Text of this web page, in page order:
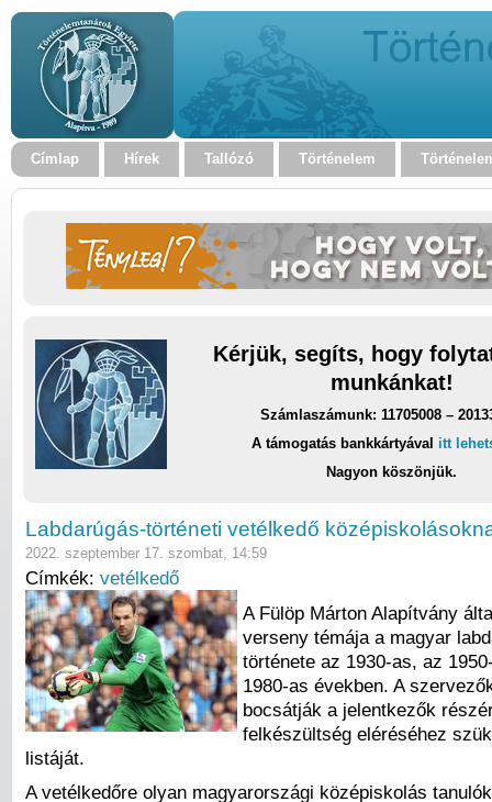
Címlap Hírek Tallózó Történelem
Kérjük, segíts, hogy
munkánkat!
Számlaszámunk: 11705008 –
A támogatás bankkártyával itt
Nagyon köszönjük.
Labdarúgás-történeti vetélkedő
2022. szeptember 17. szombat, 14:59
Címkék: vetélkedő
A Fülöp Márton Alapítvány
verseny témája a magyar
története az 1930-as, az
1980-as években. A
bocsátják a jelentkezők
felkészültség eléréséhez
listáját.
A vetélkedőre olyan magyarországi középiskolás tanulók